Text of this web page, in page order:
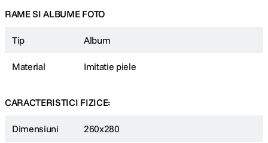
RAME SI ALBUME FOTO
Tip Album
Material Imitatie piele
CARACTERISTICI FIZICE:
Dimensiuni 260x280